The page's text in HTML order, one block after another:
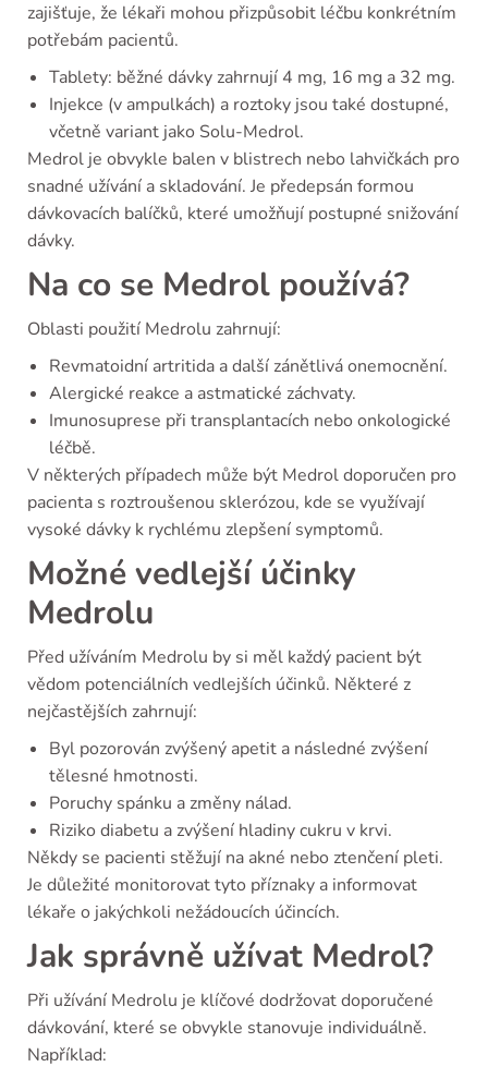
zajišťuje, že lékaři mohou přizpůsobit léčbu konkrétním
potřebám pacientů.
Tablety: běžné dávky zahrnují 4 mg, 16 mg a 32 mg.
Injekce (v ampulkách) a roztoky jsou také dostupné,
včetně variant jako Solu-Medrol.
Medrol je obvykle balen v blistrech nebo lahvičkách pro
snadné užívání a skladování. Je předepsán formou
dávkovacích balíčků, které umožňují postupné snižování
dávky.
Na co se Medrol používá?
Oblasti použití Medrolu zahrnují:
Revmatoidní artritida a další zánětlivá onemocnění.
Alergické reakce a astmatické záchvaty.
Imunosuprese při transplantacích nebo onkologické
léčbě.
V některých případech může být Medrol doporučen pro
pacienta s roztroušenou sklerózou, kde se využívají
vysoké dávky k rychlému zlepšení symptomů.
Možné vedlejší účinky
Medrolu
Před užíváním Medrolu by si měl každý pacient být
vědom potenciálních vedlejších účinků. Některé z
nejčastějších zahrnují:
Byl pozorován zvýšený apetit a následné zvýšení
tělesné hmotnosti.
Poruchy spánku a změny nálad.
Riziko diabetu a zvýšení hladiny cukru v krvi.
Někdy se pacienti stěžují na akné nebo ztenčení pleti.
Je důležité monitorovat tyto příznaky a informovat
lékaře o jakýchkoli nežádoucích účincích.
Jak správně užívat Medrol?
Při užívání Medrolu je klíčové dodržovat doporučené
dávkování, které se obvykle stanovuje individuálně.
Například: